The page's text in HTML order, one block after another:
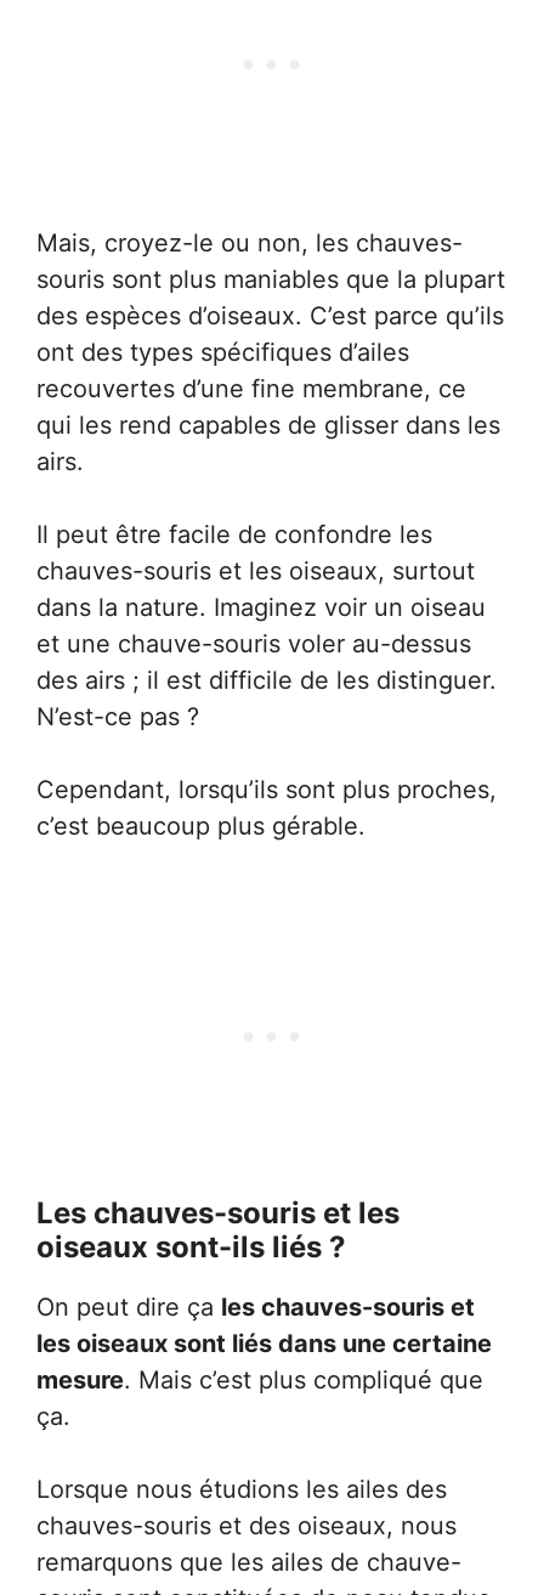
Mais, croyez-le ou non, les chauves-
souris sont plus maniables que la plupart
des espèces d’oiseaux. C’est parce qu’ils
ont des types spécifiques d’ailes
recouvertes d’une fine membrane, ce
qui les rend capables de glisser dans les
airs.
Il peut être facile de confondre les
chauves-souris et les oiseaux, surtout
dans la nature. Imaginez voir un oiseau
et une chauve-souris voler au-dessus
des airs ; il est difficile de les distinguer.
N’est-ce pas ?
Cependant, lorsqu’ils sont plus proches,
c’est beaucoup plus gérable.
Les chauves-souris et les
oiseaux sont-ils liés ?
On peut dire ça les chauves-souris et
les oiseaux sont liés dans une certaine
mesure. Mais c’est plus compliqué que
ça.
Lorsque nous étudions les ailes des
chauves-souris et des oiseaux, nous
remarquons que les ailes de chauve-